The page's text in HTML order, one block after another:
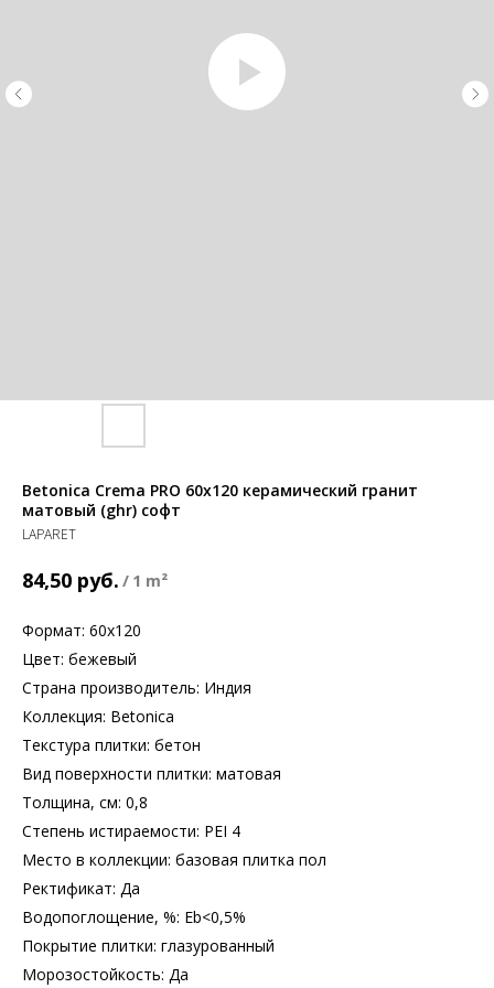
Betonica Crema PRO 60x120 керамический гранит
матовый (ghr) софт
LAPARET
84,50 руб. / 1 m²
Формат: 60х120
Цвет: бежевый
Страна производитель: Индия
Коллекция: Betonica
Текстура плитки: бетон
Вид поверхности плитки: матовая
Толщина, см: 0,8
Степень истираемости: PEI 4
Место в коллекции: базовая плитка пол
Ректификат: Да
Водопоглощение, %: Еb<0,5%
Покрытие плитки: глазурованный
Морозостойкость: Да